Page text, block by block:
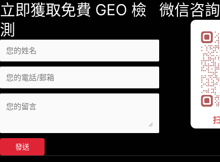
立即獲取免費 GEO 檢
測
發送
微信咨詢